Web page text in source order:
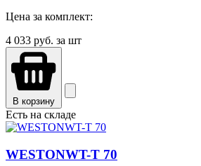
Цена за комплект:
4 033 руб. за шт
В корзину
Есть на складе
WESTONWT-T 70